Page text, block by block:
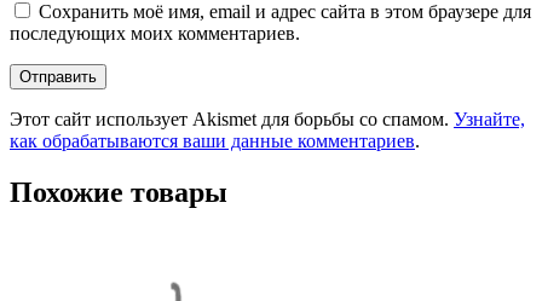
Сохранить моё имя, email и адрес сайта в этом браузере для
последующих моих комментариев.
Этот сайт использует Akismet для борьбы со спамом. Узнайте,
как обрабатываются ваши данные комментариев.
Похожие товары